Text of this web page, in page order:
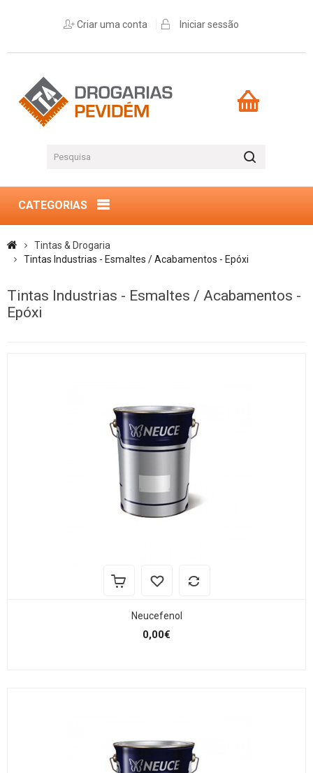
Criar uma conta Iniciar sessão
CATEGORIAS
Tintas & Drogaria
Tintas Industrias - Esmaltes / Acabamentos - Epóxi
Tintas Industrias - Esmaltes / Acabamentos -
Epóxi
Neucefenol
0,00€